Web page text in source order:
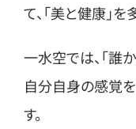
て、「美と健康」
一水空では、「誰
自分自身の感覚
す。